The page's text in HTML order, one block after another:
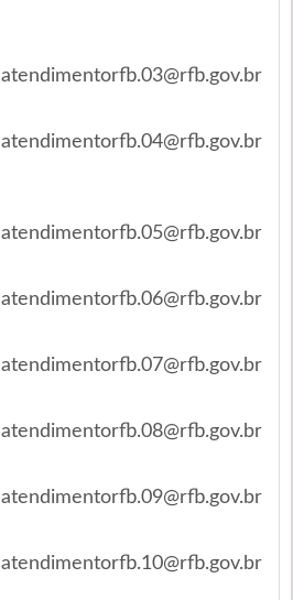
atendimentorfb.03@rfb.gov.br
atendimentorfb.04@rfb.gov.br
atendimentorfb.05@rfb.gov.br
atendimentorfb.06@rfb.gov.br
atendimentorfb.07@rfb.gov.br
atendimentorfb.08@rfb.gov.br
atendimentorfb.09@rfb.gov.br
atendimentorfb.10@rfb.gov.br